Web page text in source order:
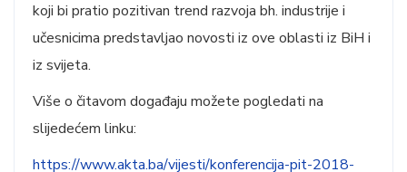
koji bi pratio pozitivan trend razvoja bh. industrije i
učesnicima predstavljao novosti iz ove oblasti iz BiH i
iz svijeta.
Više o čitavom događaju možete pogledati na
slijedećem linku:
https://www.akta.ba/vijesti/konferencija-pit-2018-